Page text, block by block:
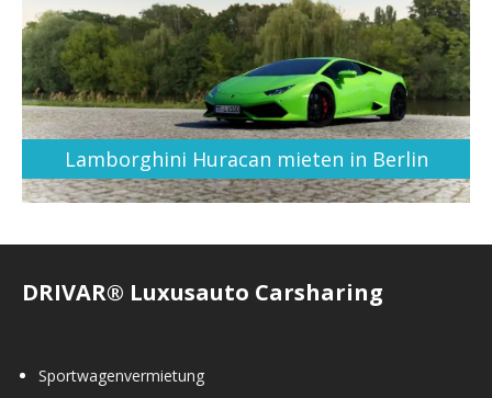
Lamborghini Huracan mieten in Berlin
DRIVAR® Luxusauto Carsharing
Sportwagenvermietung